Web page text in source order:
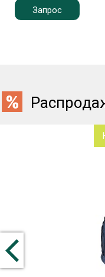
Запрос